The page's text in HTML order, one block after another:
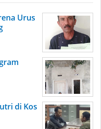
Urus
di Kos